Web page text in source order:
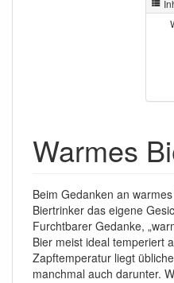
Warmes
Beim Gedanken an
Biertrinker das eigene
Furchtbarer Gedanke,
Bier meist ideal temperiert
Zapftemperatur liegt
manchmal auch darunter.